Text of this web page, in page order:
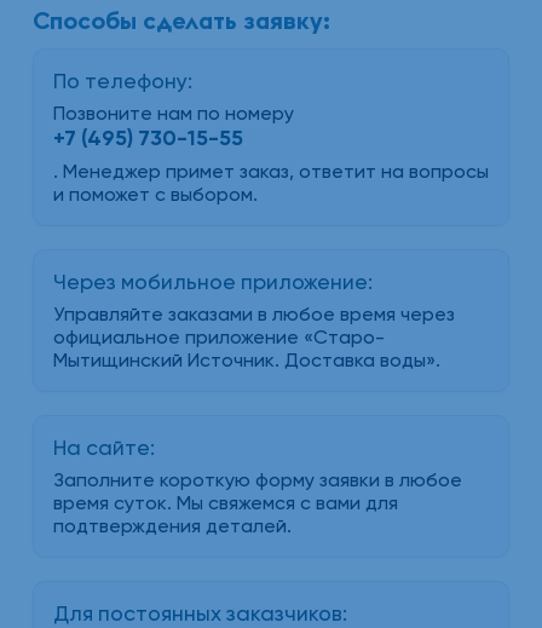
Способы сделать заявку:
По телефону:
Позвоните нам по номеру
+7 (495) 730-15-55
. Менеджер примет заказ, ответит на вопросы
и поможет с выбором.
Через мобильное приложение:
Управляйте заказами в любое время через
официальное приложение «Старо-
Мытищинский Источник. Доставка воды».
На сайте:
Заполните короткую форму заявки в любое
время суток. Мы свяжемся с вами для
подтверждения деталей.
Для постоянных заказчиков: